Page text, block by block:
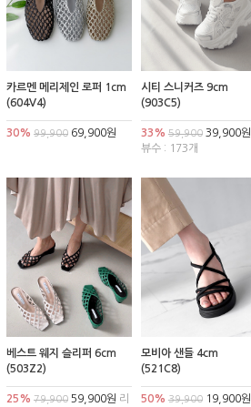
카르멘 메리제인 로퍼 1cm
(604V4)
30% 99,900 69,900원
시티 스니커즈 9cm
(903C5)
33% 59,90039,900원
뷰수 : 173개
베스트 웨지 슬리퍼 6cm
(503Z2)
25% 79,900 59,900원 리
모비아 샌들 4cm
(521C8)
50% 39,90019,900원